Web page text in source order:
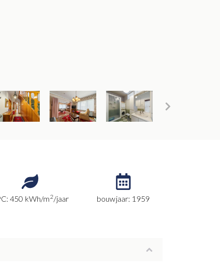
450 kWh/m2/jaar bouwjaar: 1959